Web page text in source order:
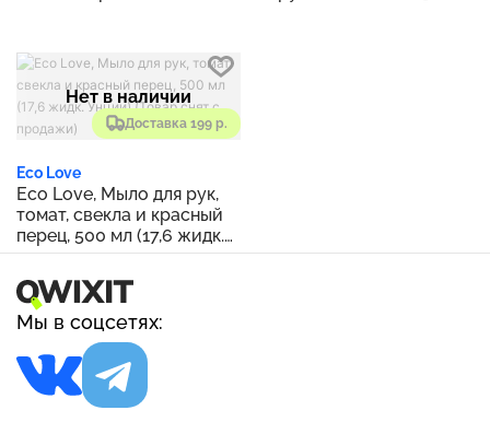
Доставка 199 р.
Нет в наличии
Eco Love
Eco Love, Мыло для рук,
томат, свекла и красный
перец, 500 мл (17,6 жидк.
Унции) (Товар снят с
продажи)
Мы в соцсетях: